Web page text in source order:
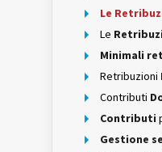
Le
Le
Minimali
Retribuzioni
Contributi
Contributi
Gestione